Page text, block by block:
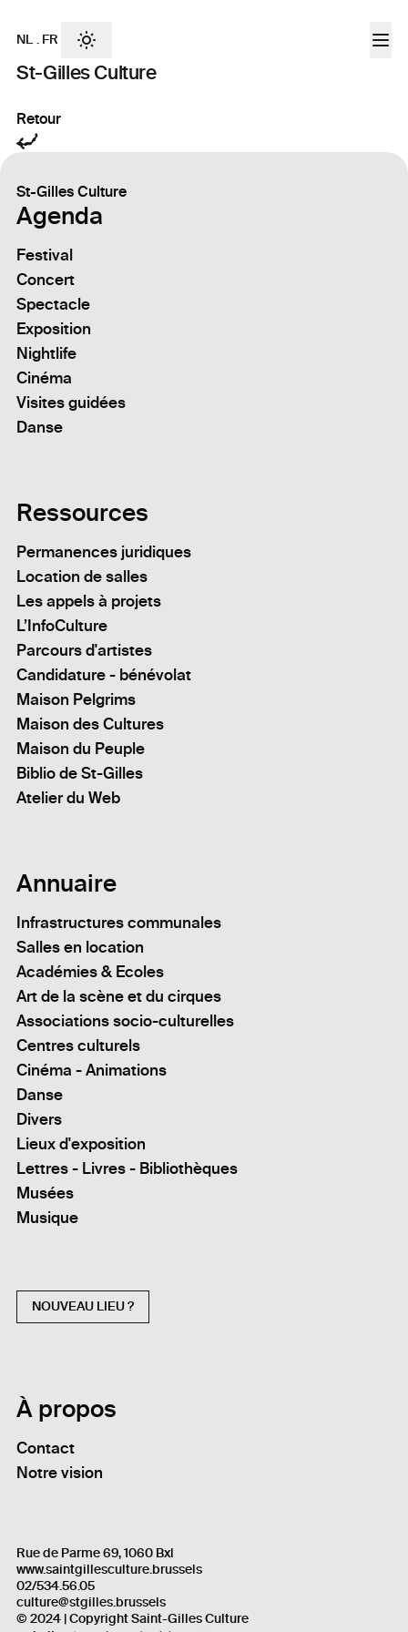
St-Gilles Culture
NL . FR
Retour
St-Gilles Culture
Agenda
Festival
Concert
Spectacle
Exposition
Nightlife
Cinéma
Visites guidées
Danse
Ressources
Permanences juridiques
Location de salles
Les appels à projets
L’InfoCulture
Parcours d'artistes
Candidature - bénévolat
Maison Pelgrims
Maison des Cultures
Maison du Peuple
Biblio de St-Gilles
Atelier du Web
Annuaire
Infrastructures communales
Salles en location
Académies & Ecoles
Art de la scène et du cirques
Associations socio-culturelles
Centres culturels
Cinéma - Animations
Danse
Divers
Lieux d'exposition
Lettres - Livres - Bibliothèques
Musées
Musique
NOUVEAU LIEU ?
À propos
Contact
Notre vision
Rue de Parme 69, 1060 Bxl
www.saintgillesculture.brussels
02/534.56.05
culture@stgilles.brussels
© 2024 | Copyright Saint-Gilles Culture